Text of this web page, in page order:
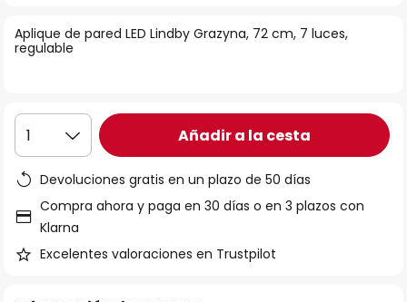
galería
de
Aplique de pared LED Lindby Grazyna, 72 cm, 7 luces,
regulable
1 Añadir a la cesta
Devoluciones gratis en un plazo de 50 días
Compra ahora y paga en 30 días o en 3 plazos con
Klarna
Excelentes valoraciones en Trustpilot